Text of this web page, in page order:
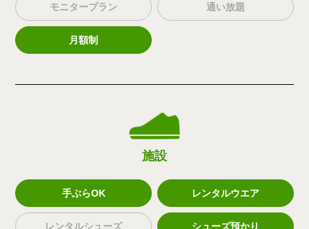
モニタープラン 通い放題
月額制
施設
手ぶらOK レンタルウエア
レンタルシューズ シューズ預かり